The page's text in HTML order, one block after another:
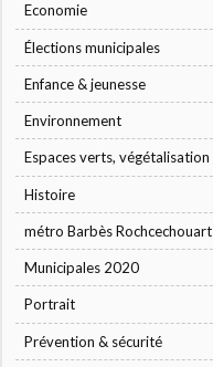
Economie
Élections municipales
Enfance & jeunesse
Environnement
Espaces verts, végétalisation
Histoire
métro Barbès Rochcechouart
Municipales 2020
Portrait
Prévention & sécurité